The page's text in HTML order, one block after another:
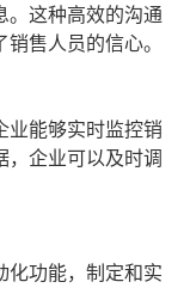
。这种高效的沟通
售人员的信心。
业能够实时监控销
，企业可以及时调
化功能，制定和实